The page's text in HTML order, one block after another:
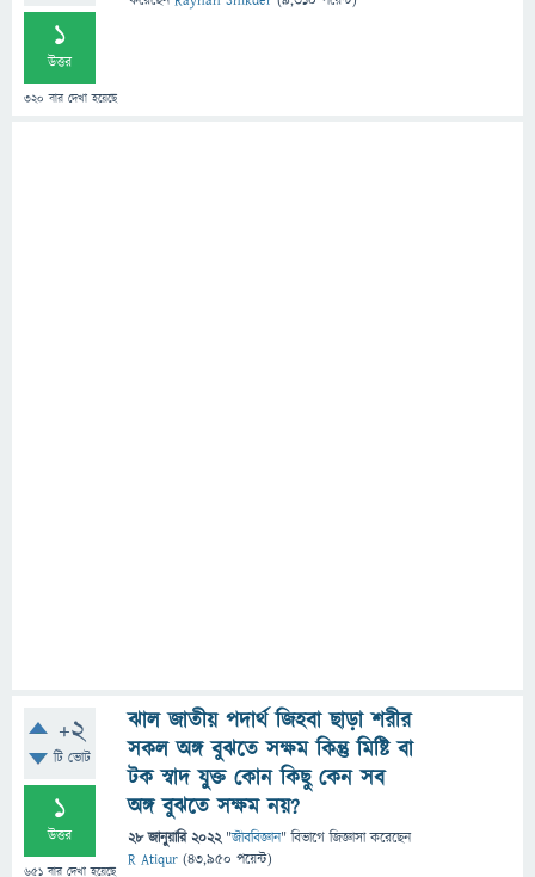
1
উত্তর
320 বার দেখা হয়েছে
+2
টি ভোট
1
উত্তর
651 বার দেখা হয়েছে
ঝাল জাতীয় পদার্থ জিহবা ছাড়া শরীর
সকল অঙ্গ বুঝতে সক্ষম কিন্তু মিষ্টি বা
টক স্বাদ যুক্ত কোন কিছু কেন সব
অঙ্গ বুঝতে সক্ষম নয়?
28 জানুয়ারি 2022 "জীববিজ্ঞান" বিভাগে জিজ্ঞাসাকরেছেন
R Atiqur (43,950 পয়েন্ট)